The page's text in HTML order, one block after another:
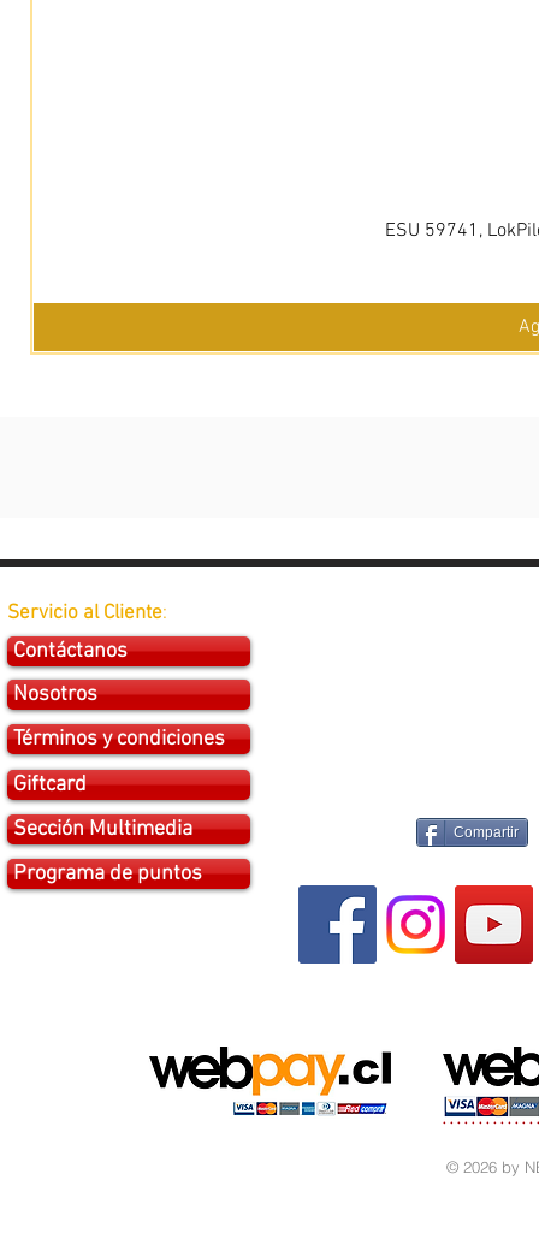
ESU 59741,
Servicio al Cliente:
Contáctanos
Nosotros
Términos y condiciones
Giftcard
Sección Multimedia
Programa de puntos
Compartir
© 2026 by